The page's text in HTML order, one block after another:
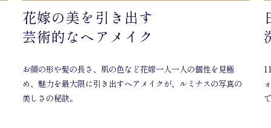
花嫁の美を引き出す
芸術的なヘアメイク
お顔の形や髪の長さ、肌の色など花嫁一人一人の個性を見極
め、魅力を最大限に引き出すヘアメイクが、ルミナスの写真の
美しさの秘訣。